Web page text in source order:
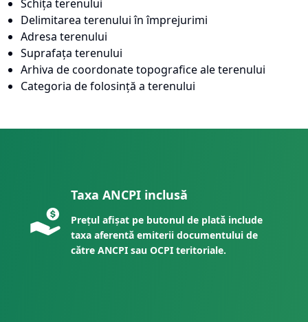
Schița terenului
Delimitarea terenului în împrejurimi
Adresa terenului
Suprafața terenului
Arhiva de coordonate topografice ale terenului
Categoria de folosință a terenului
Taxa ANCPI inclusă
Prețul afișat pe butonul de plată include
taxa aferentă emiterii documentului de
către ANCPI sau OCPI teritoriale.